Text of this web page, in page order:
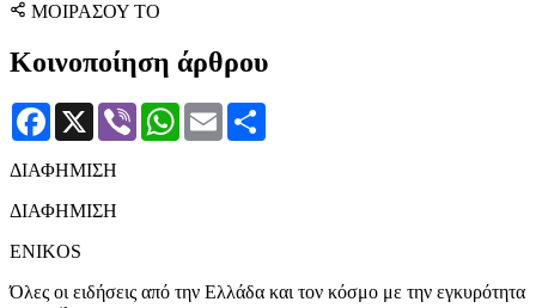
ΜΟΙΡΑΣΟΥ ΤΟ
Κοινοποίηση άρθρου
Facebook
X Viber WhatsApp
Email
ΔΙΑΦΗΜΙΣΗ
ΔΙΑΦΗΜΙΣΗ
ENIKOS
Όλες οι ειδήσεις από την Ελλάδα και τον κόσμο με την εγκυρότητα